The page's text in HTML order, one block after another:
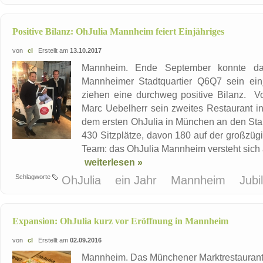
Positive Bilanz: OhJulia Mannheim feiert Einjähriges
von cl Erstellt am 13.10.2017
Mannheim. Ende September konnte
Mannheimer Stadtquartier Q6Q7 sein
ziehen eine durchweg positive Bilanz.
Marc Uebelherr sein zweites Restaurant
dem ersten OhJulia in München an den
430 Sitzplätze, davon 180 auf der
Team: das OhJulia Mannheim versteht sich
weiterlesen »
Schlagworte OhJulia ein Jahr Mannheim
Expansion: OhJulia kurz vor Eröffnung in Mannheim
von cl Erstellt am 02.09.2016
Mannheim. Das Münchener